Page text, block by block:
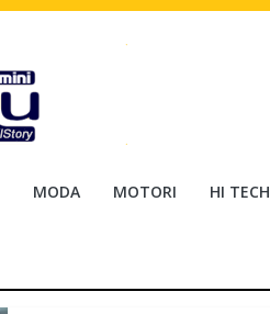
MODA MOTORI HI TECH